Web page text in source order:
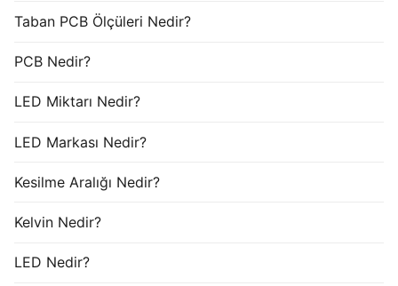
Taban PCB Ölçüleri Nedir?
PCB Nedir?
LED Miktarı Nedir?
LED Markası Nedir?
Kesilme Aralığı Nedir?
Kelvin Nedir?
LED Nedir?